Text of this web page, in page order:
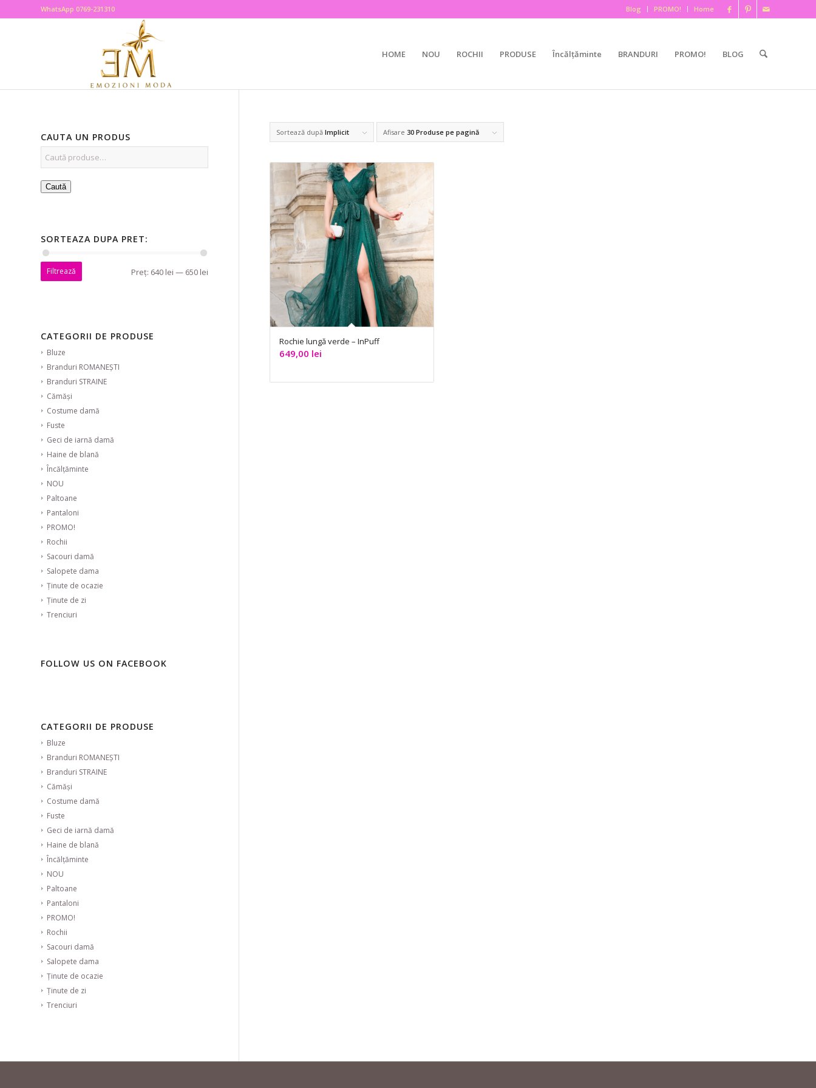
Blog PROMO! Home
WhatsApp 0769-231310
HOME NOU ROCHII PRODUSE Încălțăminte BRANDURI PROMO! BLOG
Sortează după Implicit Afisare 30 Produse pe pagină
Rochie lungă verde – InPuff
649,00 lei
CAUTA UN PRODUS
Caută
SORTEAZA DUPA PRET:
Filtrează Preț: 640 lei — 650 lei
CATEGORII DE PRODUSE
Bluze
Branduri ROMANEȘTI
Branduri STRAINE
Cămăși
Costume damă
Fuste
Geci de iarnă damă
Haine de blană
Încălțăminte
NOU
Paltoane
Pantaloni
PROMO!
Rochii
Sacouri damă
Salopete dama
Ținute de ocazie
Ținute de zi
Trenciuri
FOLLOW US ON FACEBOOK
CATEGORII DE PRODUSE
Bluze
Branduri ROMANEȘTI
Branduri STRAINE
Cămăși
Costume damă
Fuste
Geci de iarnă damă
Haine de blană
Încălțăminte
NOU
Paltoane
Pantaloni
PROMO!
Rochii
Sacouri damă
Salopete dama
Ținute de ocazie
Ținute de zi
Trenciuri